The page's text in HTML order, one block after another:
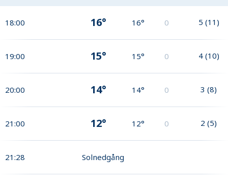
18:00 16° 16° 0 5 (11)
19:00 15° 15° 0 4 (10)
20:00 14° 14° 0 3 (8)
21:00 12° 12° 0 2 (5)
21:28 Solnedgång